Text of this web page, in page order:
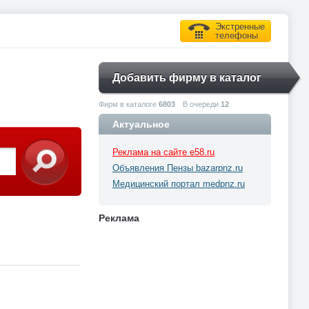
Экстренные
телефоны
Добавить фирму в каталог
Фирм в каталоге 6803 В очереди 12
Актуальное
Реклама на сайте e58.ru
Объявления Пензы bazarpnz.ru
Медицинский портал medpnz.ru
Реклама